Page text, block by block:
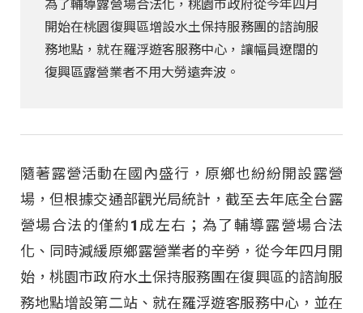
為了輔導露營場合法化，桃園市政府從今年四月
開始在桃園復興區增設水土保持服務團的諮詢服
務地點，就在羅浮遊客服務中心，讓幅員遼闊的
復興區露營業者不用大勞遠奔波。
隨著露營活動在國內盛行，原鄉也紛紛開設露營
場，但根據交通部觀光局統計，截至去年底全台露
營場合法的僅約1成左右；為了輔導露營場合法
化、同時減緩原鄉露營業者的辛勞，從今年四月開
始，桃園市政府水土保持服務團在復興區的諮詢服
務地點增設第二站、就在羅浮遊客服務中心，並在